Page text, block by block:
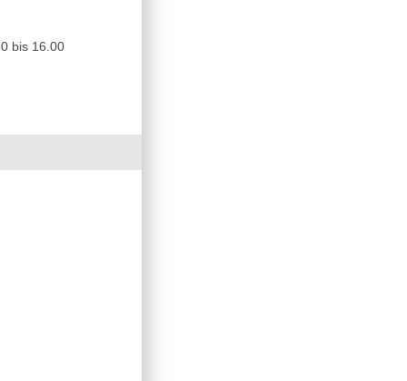
bis 16.00